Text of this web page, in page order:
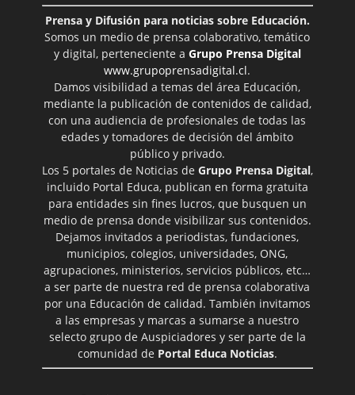
Prensa y Difusión para noticias sobre Educación.
Somos un medio de prensa colaborativo, temático
y digital, perteneciente a Grupo Prensa Digital
www.grupoprensadigital.cl.
Damos visibilidad a temas del área Educación,
mediante la publicación de contenidos de calidad,
con una audiencia de profesionales de todas las
edades y tomadores de decisión del ámbito
público y privado.
Los 5 portales de Noticias de Grupo Prensa Digital,
incluido Portal Educa, publican en forma gratuita
para entidades sin fines lucros, que busquen un
medio de prensa donde visibilizar sus contenidos.
Dejamos invitados a periodistas, fundaciones,
municipios, colegios, universidades, ONG,
agrupaciones, ministerios, servicios públicos, etc…
a ser parte de nuestra red de prensa colaborativa
por una Educación de calidad. También invitamos
a las empresas y marcas a sumarse a nuestro
selecto grupo de Auspiciadores y ser parte de la
comunidad de Portal Educa Noticias.